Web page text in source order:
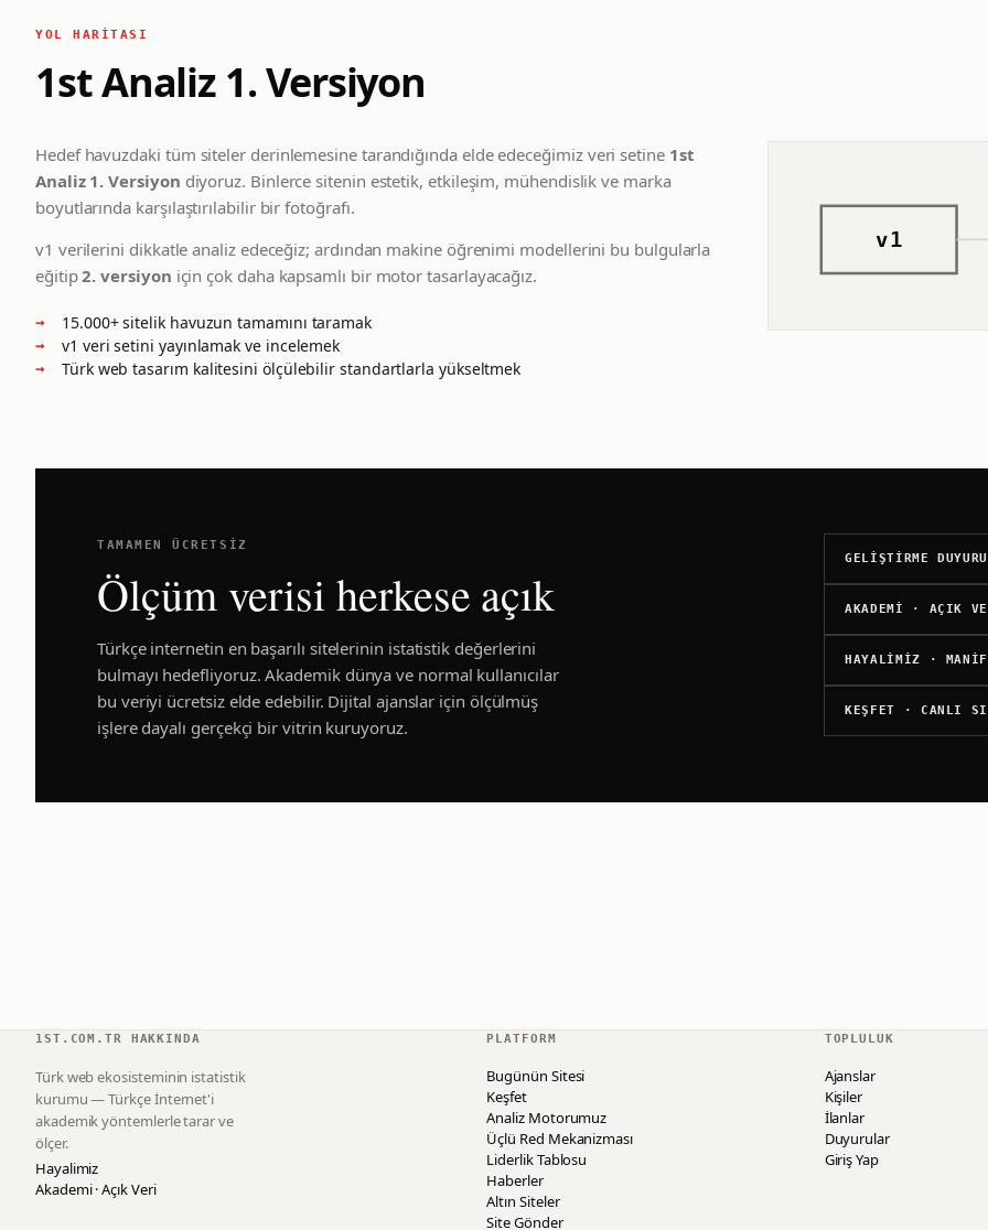
YOL HARITASI
1st Analiz 1. Versiyon
Hedef havuzdaki tüm siteler derinlemesine tarandığında elde edeceğimiz veri setine 1st
Analiz 1. Versiyon diyoruz. Binlerce sitenin estetik, etkileşim, mühendislik ve marka
boyutlarında karşılaştırılabilir bir fotoğrafı.
v1 verilerini dikkatle analiz edeceğiz; ardından makine öğrenimi modellerini bu bulgularla
eğitip2. versiyon için çok daha kapsamlı bir motor tasarlayacağız.
15.000+ sitelik havuzun tamamını taramak
v1 veri setini yayınlamak ve incelemek
Türk web tasarım kalitesini ölçülebilir standartlarla yükseltmek
v1
TAMAMEN ÜCRETSIZ
Ölçüm verisi herkese açık
Türkçe internetin en başarılı sitelerinin istatistik değerlerini
bulmayı hedefliyoruz. Akademik dünya ve normal kullanıcılar
bu veriyi ücretsiz elde edebilir. Dijital ajanslar için ölçülmüş
işlere dayalı gerçekçi bir vitrin kuruyoruz.
GELIŞTIRME
AKADEMI · AÇIK
HAYALIMIZ ·
KEŞFET · CANLI
1ST.COM.TR HAKKINDA
Türk web ekosisteminin istatistik
kurumu — Türkçe İnternet'i
akademik yöntemlerle tarar ve
ölçer.
Hayalimiz
Akademi · Açık Veri
PLATFORM
Bugünün Sitesi
Keşfet
Analiz Motorumuz
Üçlü Red Mekanizması
Liderlik Tablosu
Haberler
Altın Siteler
Site Gönder
TOPLULUK
Ajanslar
Kişiler
İlanlar
Duyurular
Giriş Yap